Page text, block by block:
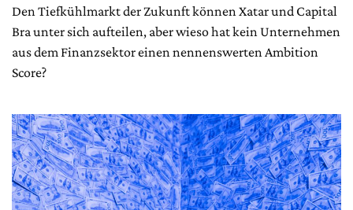
Den Tiefkühlmarkt der Zukunft können Xatar und Capital
Bra unter sich aufteilen, aber wieso hat kein Unternehmen
aus dem Finanzsektor einen nennenswerten Ambition
Score?